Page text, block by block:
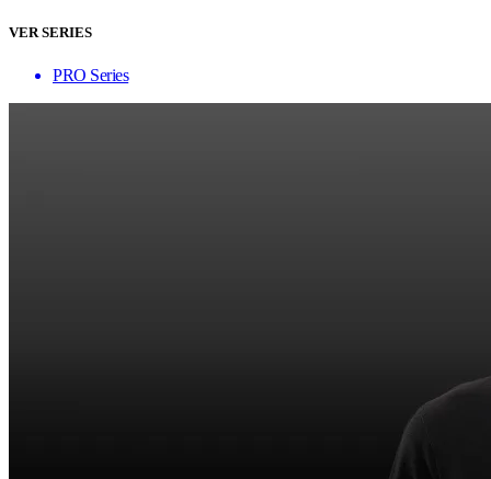
VER SERIES
PRO Series